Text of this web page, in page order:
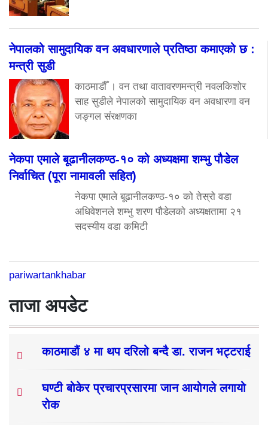
नेपालको सामुदायिक वन अवधारणाले प्रतिष्ठा कमाएको छ :
मन्त्री सुडी
काठमाडौँ । वन तथा वातावरणमन्त्री नवलकिशोर
साह सुडीले नेपालको सामुदायिक वन अवधारणा वन
जङ्गल संरक्षणका
नेकपा एमाले बूढानीलकण्ठ-१० को अध्यक्षमा शम्भु पौडेल
निर्वाचित (पूरा नामावली सहित)
नेकपा एमाले बूढानीलकण्ठ-१० को तेस्रो वडा
अधिवेशनले शम्भु शरण पौडेलको अध्यक्षतामा २१
सदस्यीय वडा कमिटी
pariwartankhabar
ताजा अपडेट
काठमाडौं ४ मा थप दरिलो बन्दै डा. राजन भट्टराई
घण्टी बोकेर प्रचारप्रसारमा जान आयोगले लगायो
रोक